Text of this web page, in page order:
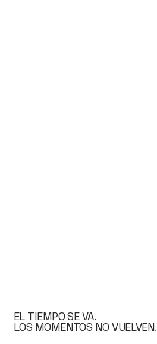
EL TIEMPO SE VA.
LOS MOMENTOS NO VUELVEN.